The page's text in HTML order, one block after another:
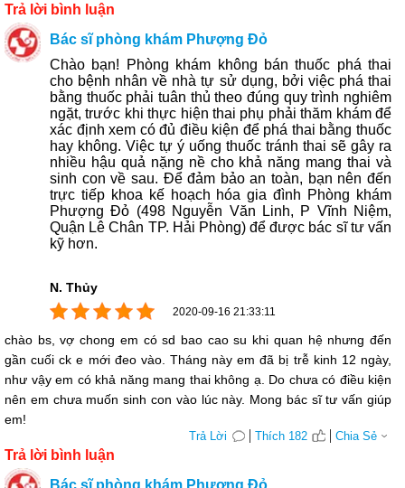
Trả lời bình luận
Bác sĩ phòng khám Phượng Đỏ
Chào bạn! Phòng khám không bán thuốc phá thai
cho bệnh nhân về nhà tự sử dụng, bởi việc phá thai
bằng thuốc phải tuân thủ theo đúng quy trình nghiêm
ngặt, trước khi thực hiện thai phụ phải thăm khám để
xác định xem có đủ điều kiện để phá thai bằng thuốc
hay không. Việc tự ý uống thuốc tránh thai sẽ gây ra
nhiều hậu quả nặng nề cho khả năng mang thai và
sinh con về sau. Để đảm bảo an toàn, bạn nên đến
trực tiếp khoa kế hoạch hóa gia đình Phòng khám
Phượng Đỏ (498 Nguyễn Văn Linh, P Vĩnh Niệm,
Quận Lê Chân TP. Hải Phòng) để được bác sĩ tư vấn
kỹ hơn.
N. Thủy
2020-09-16 21:33:11
chào bs, vợ chong em có sd bao cao su khi quan hệ nhưng đến
gần cuối ck e mới đeo vào. Tháng này em đã bị trễ kinh 12 ngày,
như vậy em có khả năng mang thai không ạ. Do chưa có điều kiện
nên em chưa muốn sinh con vào lúc này. Mong bác sĩ tư vấn giúp
em!
Trả Lời Thích 182 Chia Sẻ
Trả lời bình luận
Bác sĩ phòng khám Phượng Đỏ